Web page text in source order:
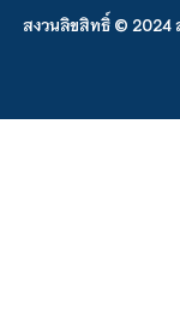
สงวนลิขสิทธิ์ © 2024